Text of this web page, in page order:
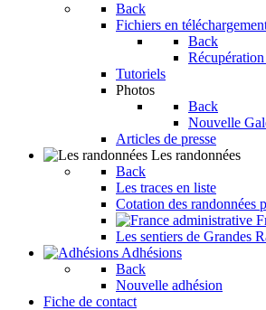
Back
Fichiers en
Back
Tutoriels
Photos
Back
Nouvelle
Articles de presse
Les randonnées
Back
Les traces en liste
Cotation des randonnées
Les sentiers de Grandes
Adhésions
Back
Nouvelle adhésion
Fiche de contact